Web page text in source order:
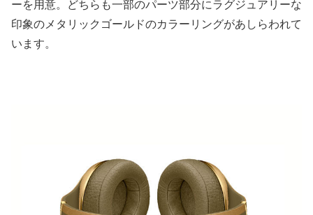
ーを用意。どちらも一部のパーツ部分にラグジュアリーな
印象のメタリックゴールドのカラーリングがあしらわれて
います。